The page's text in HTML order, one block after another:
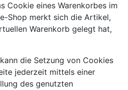
Cookie eines Warenkorbes im
Shop merkt sich die Artikel,
Warenkorb gelegt hat,
die Setzung von Cookies
jederzeit mittels einer
des genutzten